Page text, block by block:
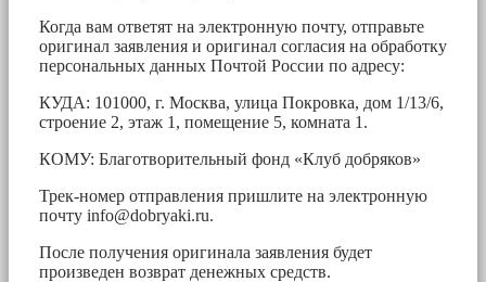
Когда вам ответят на электронную почту, отправьте
оригинал заявления и оригинал согласия на обработку
персональных данных Почтой России по адресу:
КУДА: 101000, г. Москва, улица Покровка, дом 1/13/6,
строение 2, этаж 1, помещение 5, комната 1.
КОМУ: Благотворительный фонд «Клуб добряков»
Трек-номер отправления пришлите на электронную
почту info@dobryaki.ru.
После получения оригинала заявления будет
произведен возврат денежных средств.